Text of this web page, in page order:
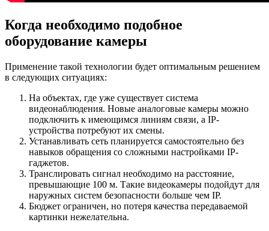
Когда необходимо подобное
оборудование камеры
Применение такой технологии будет оптимальным решением
в следующих ситуациях:
На объектах, где уже существует система
видеонаблюдения. Новые аналоговые камеры можно
подключить к имеющимся линиям связи, а IP-
устройства потребуют их смены.
Устанавливать сеть планируется самостоятельно без
навыков обращения со сложными настройками IP-
гаджетов.
Транслировать сигнал необходимо на расстояние,
превышающие 100 м. Такие видеокамеры подойдут для
наружных систем безопасности больше чем IP.
Бюджет ограничен, но потеря качества передаваемой
картинки нежелательна.